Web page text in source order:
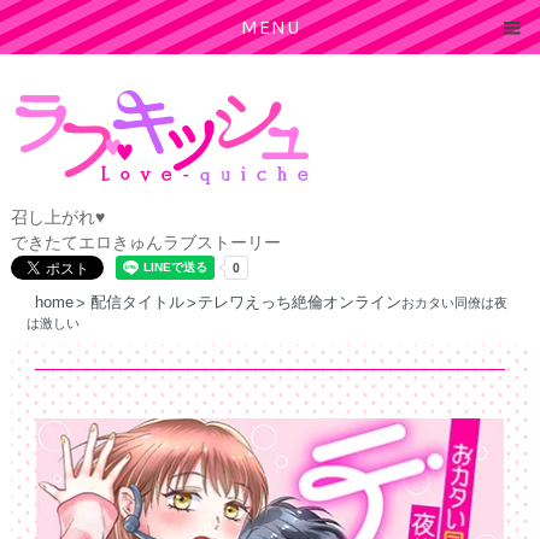
MENU
召し上がれ♥
できたてエロきゅんラブストーリー
home 配信タイトル テレワえっち絶倫オンラインおカタい同僚は夜
は激しい